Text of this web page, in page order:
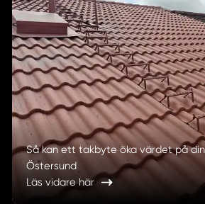
Så kan ett takbyte öka värdet på
Östersund
Läs vidare här